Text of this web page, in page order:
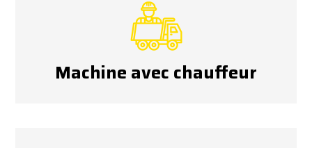
Machine avec chauffeur